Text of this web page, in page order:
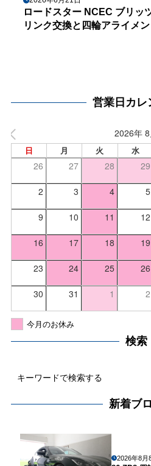
ロードスター NCEC ブリッ
リンク交換と四輪アライメン
営業日カレ
2026年 8
日 月 火 水
26 27 28 29
2 3 4 5
9 10 11 12
16 17 18 19
23 24 25 26
30 31 1 2
今月のお休み
検索
新着ブ
2026年8月